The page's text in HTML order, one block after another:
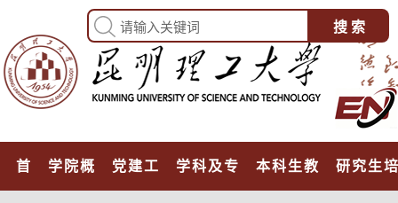
首页 学院概况 党建工作 学科及专业 本科生教育 研究生